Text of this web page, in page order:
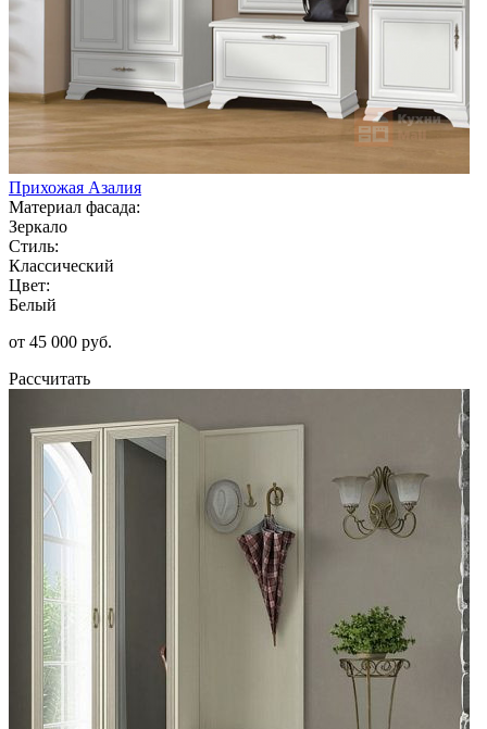
Прихожая Азалия
Материал фасада:
Зеркало
Стиль:
Классический
Цвет:
Белый
от 45 000 руб.
Рассчитать